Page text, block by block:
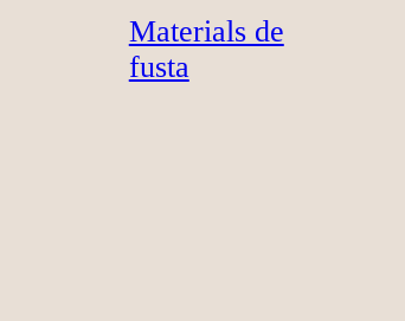
Materials de
fusta